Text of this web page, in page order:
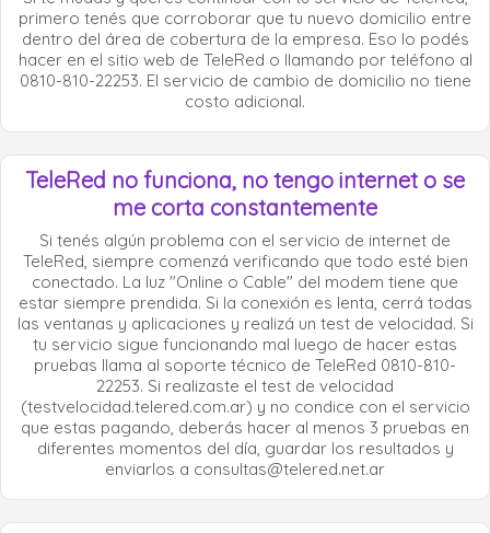
primero tenés que corroborar que tu nuevo domicilio entre
dentro del área de cobertura de la empresa. Eso lo podés
hacer en el sitio web de TeleRed o llamando por teléfono al
0810-810-22253. El servicio de cambio de domicilio no tiene
costo adicional.
TeleRed no funciona, no tengo internet o se
me corta constantemente
Si tenés algún problema con el servicio de internet de
TeleRed, siempre comenzá verificando que todo esté bien
conectado. La luz "Online o Cable" del modem tiene que
estar siempre prendida. Si la conexión es lenta, cerrá todas
las ventanas y aplicaciones y realizá un test de velocidad. Si
tu servicio sigue funcionando mal luego de hacer estas
pruebas llama al soporte técnico de TeleRed 0810-810-
22253. Si realizaste el test de velocidad
(testvelocidad.telered.com.ar) y no condice con el servicio
que estas pagando, deberás hacer al menos 3 pruebas en
diferentes momentos del día, guardar los resultados y
enviarlos a consultas@telered.net.ar